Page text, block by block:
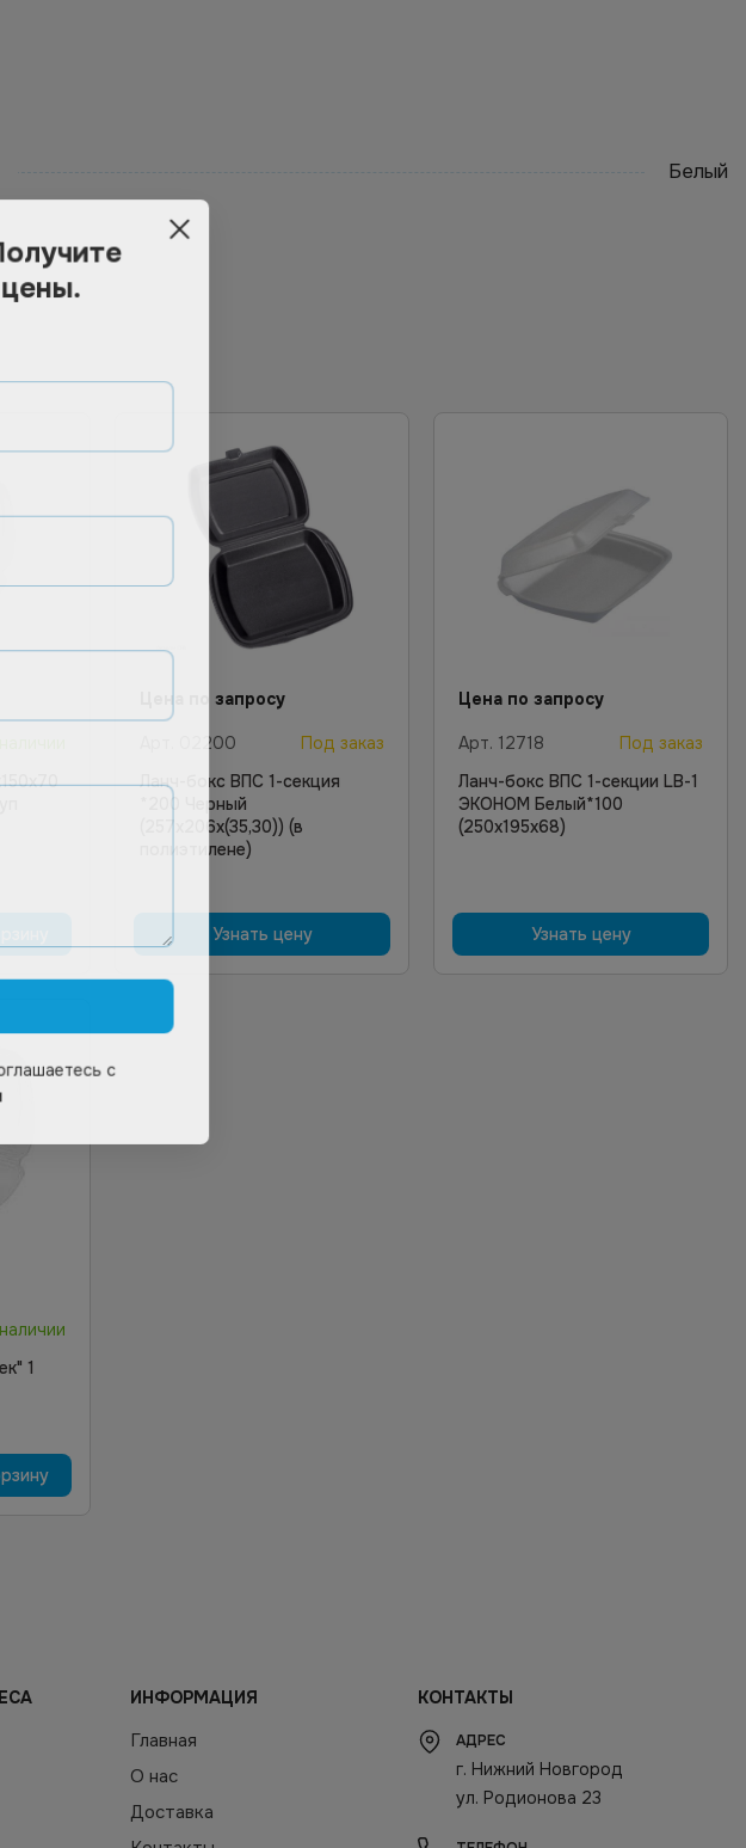
Белый
Цена по запросу
02200
Под заказ
Ланч-бокс ВПС 1-секция
*200 Черный
(257х206х(35,30)) (в
полиэтилене)
Узнать цену
Цена по запросу
Арт. 12718
Под заказ
Ланч-бокс ВПС 1-секции LB-1
ЭКОНОМ Белый*100
(250х195х68)
Узнать цену
1
ИНФОРМАЦИЯ
Главная
О нас
Доставка
КОНТАКТЫ
АДРЕС
г. Нижний Новгород
ул. Родионова 23
с